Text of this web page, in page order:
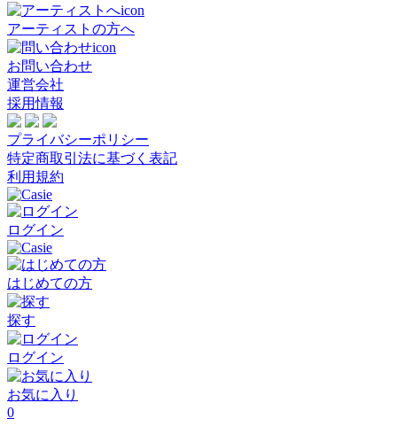
アーティストの方へ
お問い合わせ
運営会社
採用情報
プライバシーポリシー
特定商取引法に基づく表記
利用規約
ログイン
はじめての方
探す
ログイン
お気に入り
0